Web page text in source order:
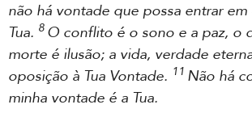
não há vontade que possa entrar
Tua. 8 O conflito é o sono e a paz, o
morte é ilusão; a vida, verdade
oposição à Tua Vontade. 11 Não há
minha vontade é a Tua.